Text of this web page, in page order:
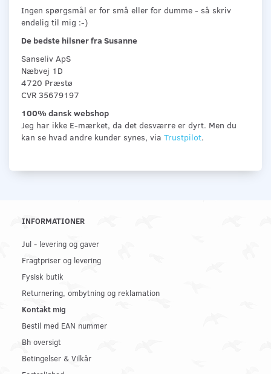
Ingen spørgsmål er for små eller for dumme - så skriv
endelig til mig :-)
De bedste hilsner fra Susanne
Sanseliv ApS
Næbvej 1D
4720 Præstø
CVR 35679197
100% dansk webshop
Jeg har ikke E-mærket, da det desværre er dyrt. Men du
kan se hvad andre kunder synes, via Trustpilot.
INFORMATIONER
Jul - levering og gaver
Fragtpriser og levering
Fysisk butik
Returnering, ombytning og reklamation
Kontakt mig
Bestil med EAN nummer
Bh oversigt
Betingelser & Vilkår